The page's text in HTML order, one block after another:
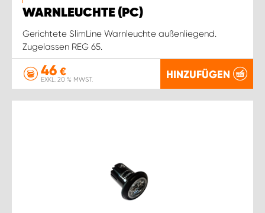
WARNLEUCHTE (PC)
Gerichtete SlimLine Warnleuchte außenliegend.
Zugelassen REG 65.
46 €
EXKL. 20 % MWST. HINZUFÜGEN